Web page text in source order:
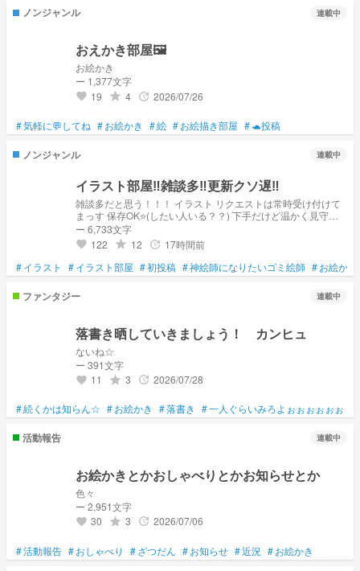
ノンジャンル 連載中
おえかき部屋🖼️
お絵かき
ー 1,377文字
favorite 19 grade 4 update 2026/07/26
#気軽に💬してね #お絵かき #絵 #お絵描き部屋 #🐢投稿
ノンジャンル 連載中
イラスト部屋‼️雑談多‼️更新クソ遅‼️
雑談多だと思う！！！ イラスト リクエストは常時受け付けて
まっす 保存OK⭐(したい人いる？？) 下手だけど温かく見守っ
てくれー！
ー 6,733文字
favorite 122 grade 12 update 17時間前
#イラスト #イラスト部屋 #初投稿 #神絵師になりたいゴミ絵師 #お絵かき
ファンタジー 連載中
落書き晒していきましょう！ カンヒュ
ないね☆
ー 391文字
favorite 11 grade 3 update 2026/07/28
#続くかは知らん☆ #お絵かき #落書き #一人ぐらいみろよぉぉぉぉぉぉ
活動報告 連載中
お絵かきとかおしゃべりとかお知らせとか
色々
ー 2,951文字
favorite 30 grade 3 update 2026/07/06
#活動報告 #おしゃべり #ざつだん #お知らせ #近況 #お絵かき